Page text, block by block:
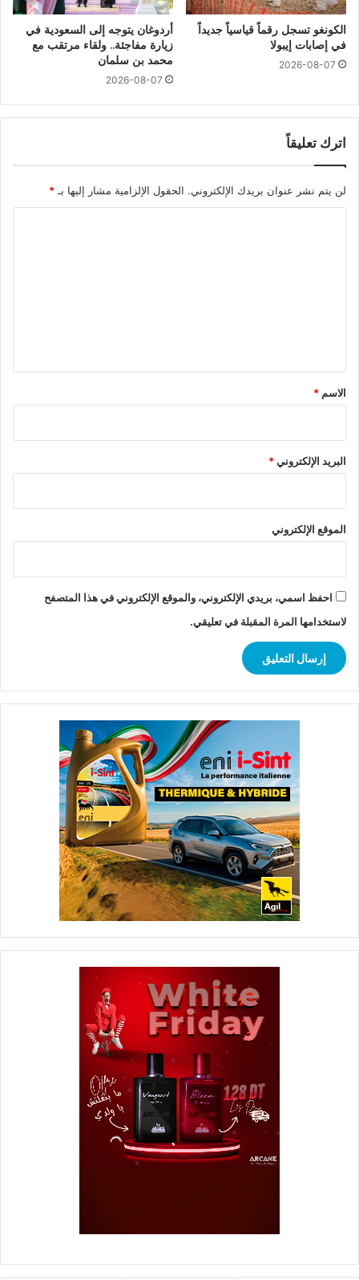
الكونغو تسجل رقماً قياسياً جديداً
في إصابات إيبولا
2026-08-07
أردوغان يتوجه إلى السعودية في
زيارة مفاجئة.. ولقاء مرتقب مع
محمد بن سلمان
2026-08-07
اترك تعليقاً
لن يتم نشر عنوان بريدك الإلكتروني. الحقول الإلزامية مشار إليها بـ*
*
الاسم *
البريد الإلكتروني*
الموقع الإلكتروني
احفظ اسمي، بريدي الإلكتروني، والموقع الإلكتروني في هذا المتصفح
لاستخدامها المرة المقبلة في تعليقي.